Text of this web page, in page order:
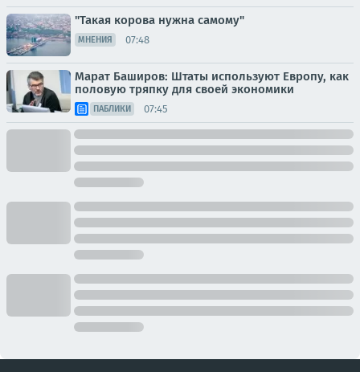
"Такая корова нужна самому"
МНЕНИЯ 07:48
Марат Баширов: Штаты используют Европу, как
половую тряпку для своей экономики
ПАБЛИКИ 07:45